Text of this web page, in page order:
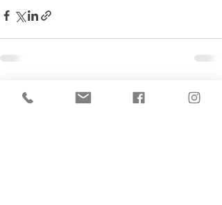
Entradas recientes Ver todo